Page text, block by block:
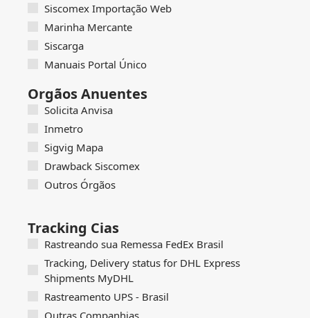
Siscomex Importação Web
Marinha Mercante
Siscarga
Manuais Portal Único
Orgãos Anuentes
Solicita Anvisa
Inmetro
Sigvig Mapa
Drawback Siscomex
Outros Órgãos
Tracking Cias
Rastreando sua Remessa FedEx Brasil
Tracking, Delivery status for DHL Express
Shipments MyDHL
Rastreamento UPS - Brasil
Outras Companhias